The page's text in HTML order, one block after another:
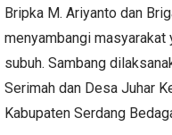
Bripka M. Ariyanto dan
menyambangi
subuh. Sambang
Serimah dan Desa Juhar
Kabupaten Serdang